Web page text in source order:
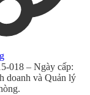
018 – Ngày cấp:
doanh và Quản lý